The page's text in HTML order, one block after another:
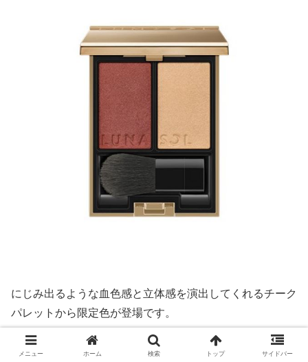
にじみ出るような血色感と立体感を演出してくれるチーク
パレットから限定色が登場です。
深みのあるレッドとゴールドで上品な大人っぽさを演出し
メニュー ホーム 検索 トップ サイドバー